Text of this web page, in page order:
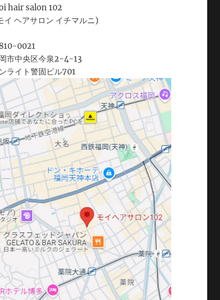
hair salon 102
イ ヘアサロン イチマルニ)
0021
市中央区今泉2-4-13
ライト警固ビル701